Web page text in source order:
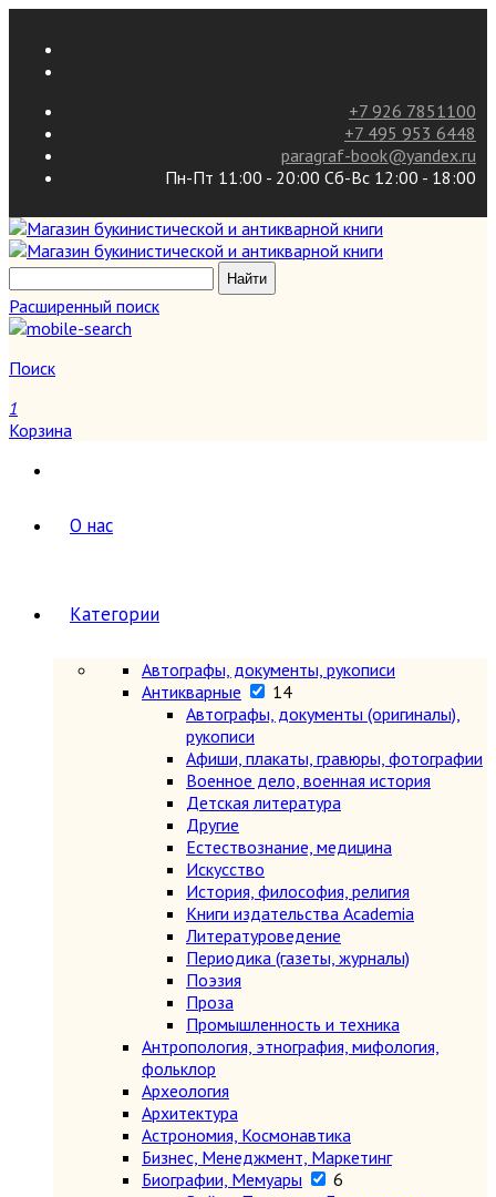
+7 926 7851100
+7 495 953 6448
paragraf-book@yandex.ru
Пн-Пт 11:00 - 20:00 Сб-Вс 12:00 - 18:00
Расширенный поиск
Поиск
1
Корзина
О нас
Категории
Автографы, документы, рукописи
Антикварные
14
Автографы, документы (оригиналы),
рукописи
Афиши, плакаты, гравюры, фотографии
Военное дело, военная история
Детская литература
Другие
Естествознание, медицина
Искусство
История, философия, религия
Книги издательства Academia
Литературоведение
Периодика (газеты, журналы)
Поэзия
Проза
Промышленность и техника
Антропология, этнография, мифология,
фольклор
Археология
Архитектура
Астрономия, Космонавтика
Бизнес, Менеджмент, Маркетинг
Биографии, Мемуары
6